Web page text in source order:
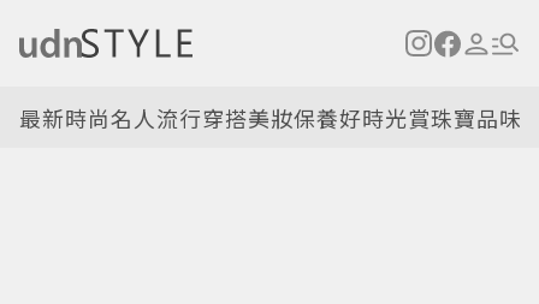
最新時尚名人流行穿搭美妝保養好時光賞珠寶品味